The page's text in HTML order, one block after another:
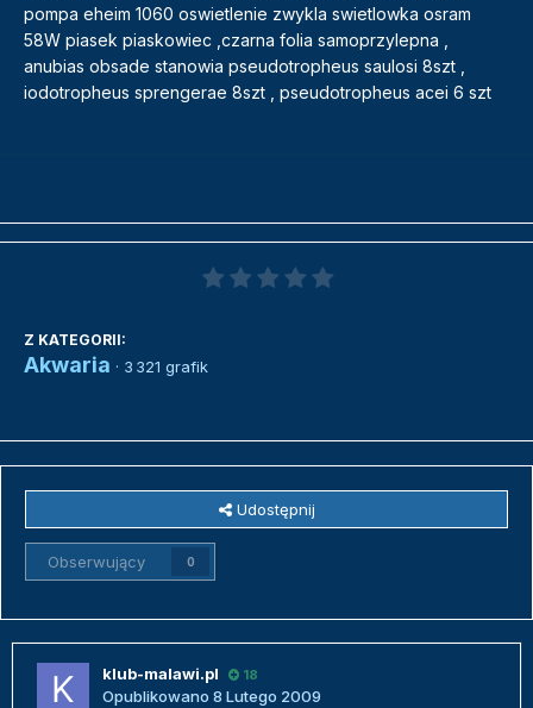
pompa eheim 1060 oswietlenie zwykla swietlowka osram
58W piasek piaskowiec ,czarna folia samoprzylepna ,
anubias obsade stanowia pseudotropheus saulosi 8szt ,
iodotropheus sprengerae 8szt , pseudotropheus acei 6 szt
Z KATEGORII:
Akwaria · 3 321 grafik
Udostępnij
Obserwujący 0
klub-malawi.pl 18
Opublikowano 8 Lutego 2009